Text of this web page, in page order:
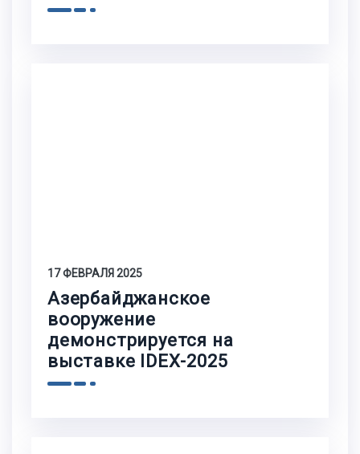
17 ФЕВРАЛЯ 2025
Азербайджанское
вооружение
демонстрируется на
выставке IDEX-2025